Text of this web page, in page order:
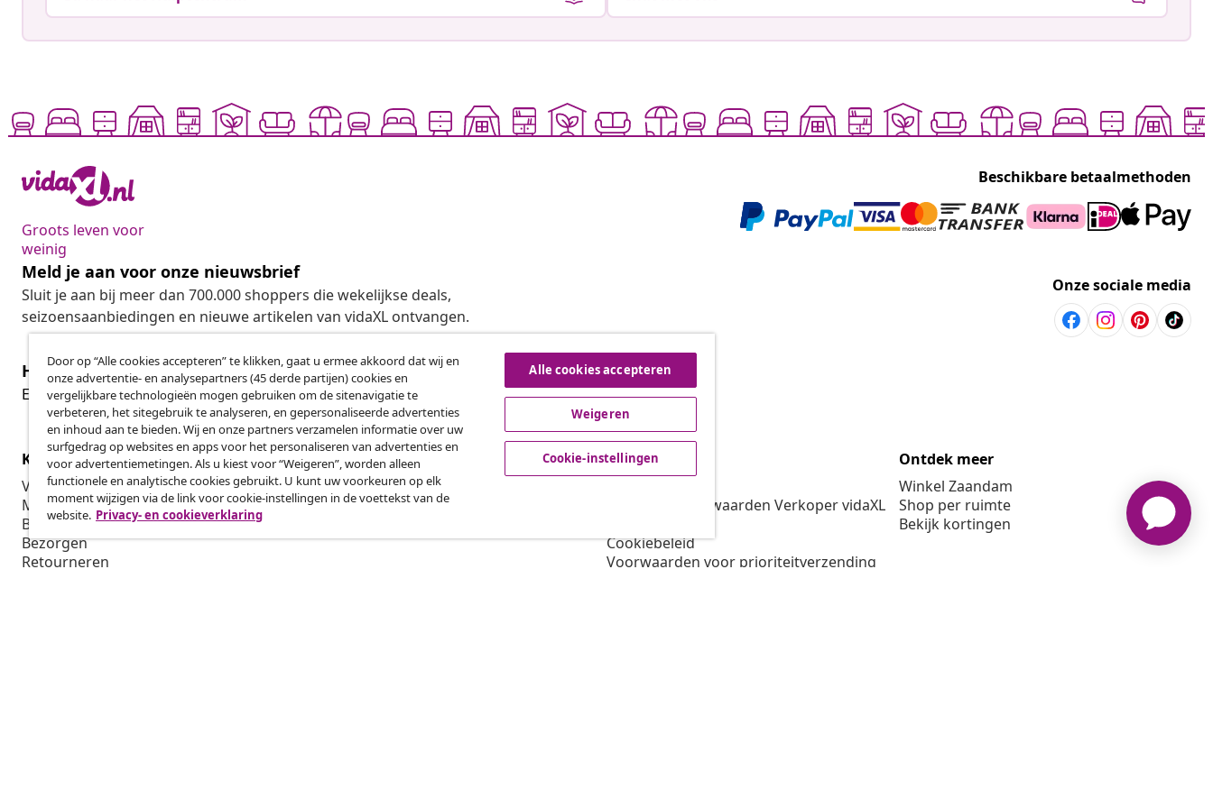
Groots leven voor
weinig
Beschikbare betaalmethoden
Meld je aan voor onze nieuwsbrief
Sluit je aan bij meer dan 700.000 shoppers die wekelijkse deals,
seizoensaanbiedingen en nieuwe artikelen van vidaXL ontvangen.
Onze sociale media
Herroeping van de overeenkomst
Een annulering voor je bestelling indienen
Herroeping van de overeenkomst
Klantenservice
Volg je bestelling
Mijn account
Betalen
Bezorgen
Retourneren
Zakelijk
Affiliateprogramma
Produceren voor vidaXL
vidaXL
Algemene voorwaarden Verkoper vidaXL
Cookiebeleid
Voorwaarden voor prioriteitverzending
Ontdek meer
Winkel Zaandam
Shop per ruimte
Bekijk kortingen
Door op “Alle cookies accepteren” te klikken, gaat u ermee akkoord dat wij en
onze advertentie- en analysepartners (45 derde partijen) cookies en
vergelijkbare technologieën mogen gebruiken om de sitenavigatie te
verbeteren, het sitegebruik te analyseren, en gepersonaliseerde advertenties
en inhoud aan te bieden. Wij en onze partners verzamelen informatie over uw
surfgedrag op websites en apps voor het personaliseren van advertenties en
voor advertentiemetingen. Als u kiest voor “Weigeren”, worden alleen
functionele en analytische cookies gebruikt. U kunt uw voorkeuren op elk
moment wijzigen via de link voor cookie-instellingen in de voettekst van de
website. Privacy- en cookieverklaring
Alle cookies accepteren
Weigeren
Cookie-instellingen